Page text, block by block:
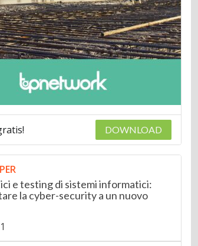
DOWNLOAD
e testing di sistemi informatici:
la cyber-security a un nuovo